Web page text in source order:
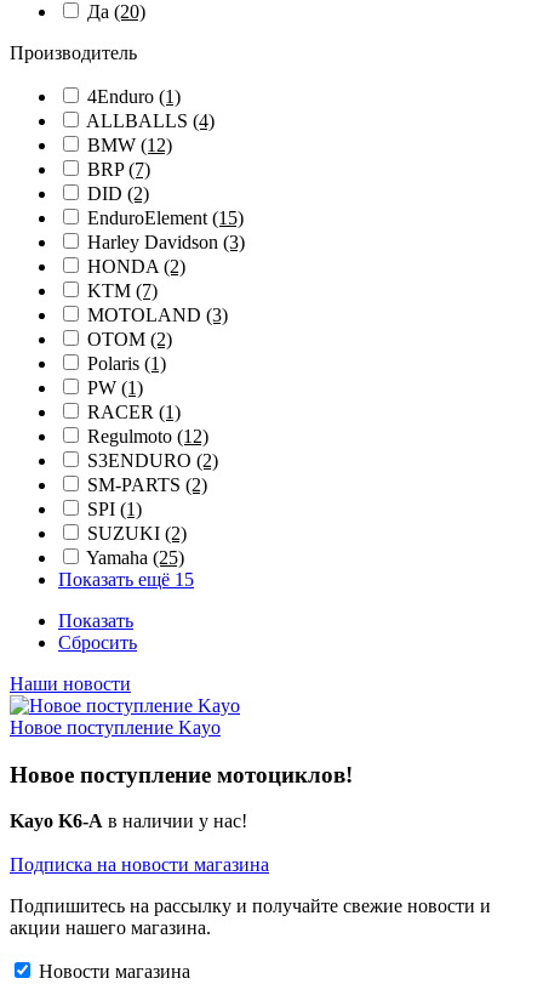
Да (20)
Производитель
4Enduro (1)
ALLBALLS (4)
BMW (12)
BRP(7)
DID (2)
EnduroElement (15)
Harley Davidson (3)
HONDA (2)
KTM (7)
MOTOLAND (3)
OTOM (2)
Polaris (1)
PW (1)
RACER (1)
Regulmoto (12)
S3ENDURO (2)
SM-PARTS (2)
SPI (1)
SUZUKI (2)
Yamaha (25)
Показать ещё 15
Показать
Сбросить
Наши новости
Новое поступление Kayo
Новое поступление мотоциклов!
Kayo K6-A в наличии у нас!
Подписка на новости магазина
Подпишитесь на рассылку и получайте свежие новости и
акции нашего магазина.
Новости магазина